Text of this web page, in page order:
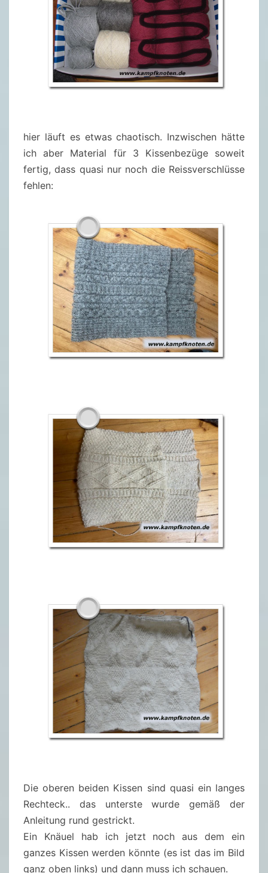
hier läuft es etwas chaotisch. Inzwischen hätte
ich aber Material für 3 Kissenbezüge soweit
fertig, dass quasi nur noch die Reissverschlüsse
fehlen:
Die oberen beiden Kissen sind quasi ein langes
Rechteck.. das unterste wurde gemäß der
Anleitung rund gestrickt.
Ein Knäuel hab ich jetzt noch aus dem ein
ganzes Kissen werden könnte (es ist das im Bild
ganz oben links) und dann muss ich schauen.